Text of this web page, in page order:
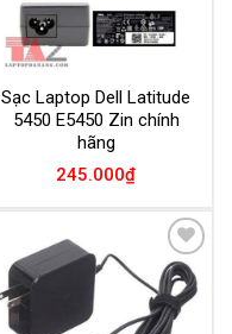
Sạc Laptop Dell Latitude
5450 E5450 Zin chính
hãng
245.000₫
Add to
Wishlist